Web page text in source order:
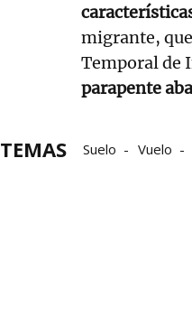
migrante,
Temporal de
parapente
TEMAS Suelo Vuelo